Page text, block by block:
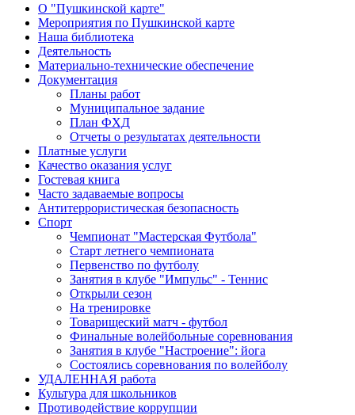
О "Пушкинской карте"
Мероприятия по Пушкинской карте
Наша библиотека
Деятельность
Материально-технические обеспечение
Документация
Планы работ
Муниципальное задание
План ФХД
Отчеты о результатах деятельности
Платные услуги
Качество оказания услуг
Гостевая книга
Часто задаваемые вопросы
Антитеррористическая безопасность
Спорт
Чемпионат "Мастерская Футбола"
Старт летнего чемпионата
Первенство по футболу
Занятия в клубе "Импульс" - Теннис
Открыли сезон
На тренировке
Товарищеский матч - футбол
Финальные волейбольные соревнования
Занятия в клубе "Настроение": йога
Состоялись соревнования по волейболу
УДАЛЕННАЯ работа
Культура для школьников
Противодействие коррупции